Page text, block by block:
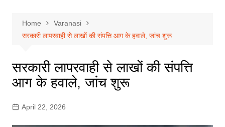
Home
Varanasi
सरकारी लापरवाही से लाखों की संपत्ति आग के हवाले, जांच शुरू
सरकारी लापरवाही से लाखों की संपत्ति
आग के हवाले, जांच शुरू
April 22, 2026